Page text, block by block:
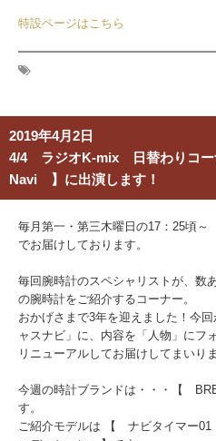
特設ページはこちら
2019年4月2日
4/4 ラジオK-mix 日替わりコ
Navi 】に出演します！
毎月第一・第三木曜日の17：25頃
でお届けしております。
毎回腕時計のスペシャリストが、数
の腕時計をご紹介するコーナー。
おかげさまで3年を迎えました！今
ャスナビ」に、内容を「人物」にフ
リニューアルしてお届けしてまいり
今週の時計ブランドは・・・【
す。
ご紹介モデルは 【 ナビタイマー